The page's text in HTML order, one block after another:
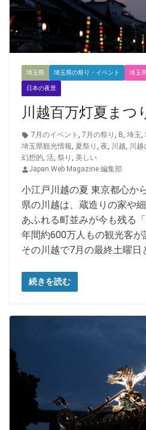
埼玉県 埼玉県の祭り・イベント 埼玉
日本の夜景
川越百万灯夏まつ
7月のイベント , 7月の祭り , B, 埼玉,
埼玉県観光情報, 夏祭り , 夜, 川越, 川越
幻想的, 活, 祭り , 美しい
Japan Web Magazine 編集部
小江戸川越の夏 東京都心か
県の川越は、蔵造りの家や
あふれる町並みが今も残る
年間約600万人もの観光客が
その川越で7月の最終土曜日
続きを読む